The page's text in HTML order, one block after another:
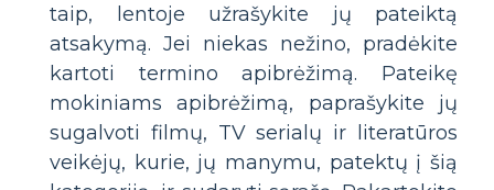
taip, lentoje užrašykite jų pateiktą
atsakymą. Jei niekas nežino, pradėkite
kartoti termino apibrėžimą. Pateikę
mokiniams apibrėžimą, paprašykite jų
sugalvoti filmų, TV serialų ir literatūros
veikėjų, kurie, jų manymu, patektų į šią